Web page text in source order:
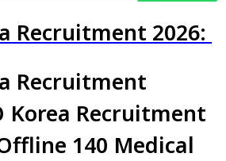
Recruitment 2026:
Recruitment
Korea Recruitment
140 Medical